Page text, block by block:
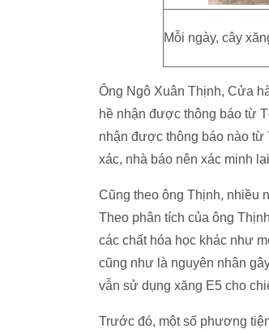
Mỗi ngày, cây
Ông Ngô Xuân Thịnh, Cửa
hề nhận được thông báo từ
nhận được thông báo nào từ
xác, nhà báo nên xác minh
Cũng theo ông Thịnh, nhiều
Theo phân tích của ông
các chất hóa học khác như
cũng như là nguyên nhân
vẫn sử dụng xăng E5 cho
Trước đó, một số phương